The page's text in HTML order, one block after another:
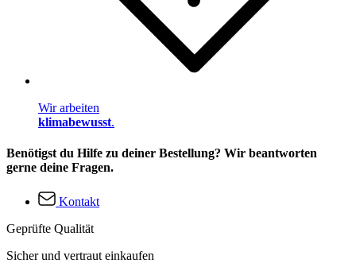
Wir arbeiten
klimabewusst.
Benötigst du Hilfe zu deiner Bestellung? Wir beantworten
gerne deine Fragen.
Kontakt
Geprüfte Qualität
Sicher und vertraut einkaufen